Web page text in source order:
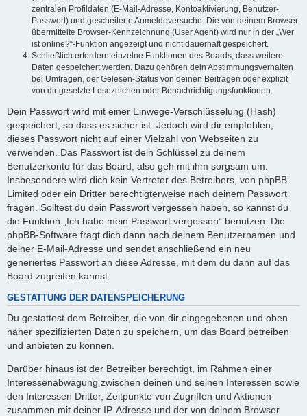
zentralen Profildaten (E-Mail-Adresse, Kontoaktivierung, Benutzer-
Passwort) und gescheiterte Anmeldeversuche. Die von deinem Browser
übermittelte Browser-Kennzeichnung (User Agent) wird nur in der „Wer
ist online?“-Funktion angezeigt und nicht dauerhaft gespeichert.
Schließlich erfordern einzelne Funktionen des Boards, dass weitere
Daten gespeichert werden. Dazu gehören dein Abstimmungsverhalten
bei Umfragen, der Gelesen-Status von deinen Beiträgen oder explizit
von dir gesetzte Lesezeichen oder Benachrichtigungsfunktionen.
Dein Passwort wird mit einer Einwege-Verschlüsselung (Hash)
gespeichert, so dass es sicher ist. Jedoch wird dir empfohlen,
dieses Passwort nicht auf einer Vielzahl von Webseiten zu
verwenden. Das Passwort ist dein Schlüssel zu deinem
Benutzerkonto für das Board, also geh mit ihm sorgsam um.
Insbesondere wird dich kein Vertreter des Betreibers, von phpBB
Limited oder ein Dritter berechtigterweise nach deinem Passwort
fragen. Solltest du dein Passwort vergessen haben, so kannst du
die Funktion „Ich habe mein Passwort vergessen“ benutzen. Die
phpBB-Software fragt dich dann nach deinem Benutzernamen und
deiner E-Mail-Adresse und sendet anschließend ein neu
generiertes Passwort an diese Adresse, mit dem du dann auf das
Board zugreifen kannst.
GESTATTUNG DER DATENSPEICHERUNG
Du gestattest dem Betreiber, die von dir eingegebenen und oben
näher spezifizierten Daten zu speichern, um das Board betreiben
und anbieten zu können.
Darüber hinaus ist der Betreiber berechtigt, im Rahmen einer
Interessenabwägung zwischen deinen und seinen Interessen sowie
den Interessen Dritter, Zeitpunkte von Zugriffen und Aktionen
zusammen mit deiner IP-Adresse und der von deinem Browser